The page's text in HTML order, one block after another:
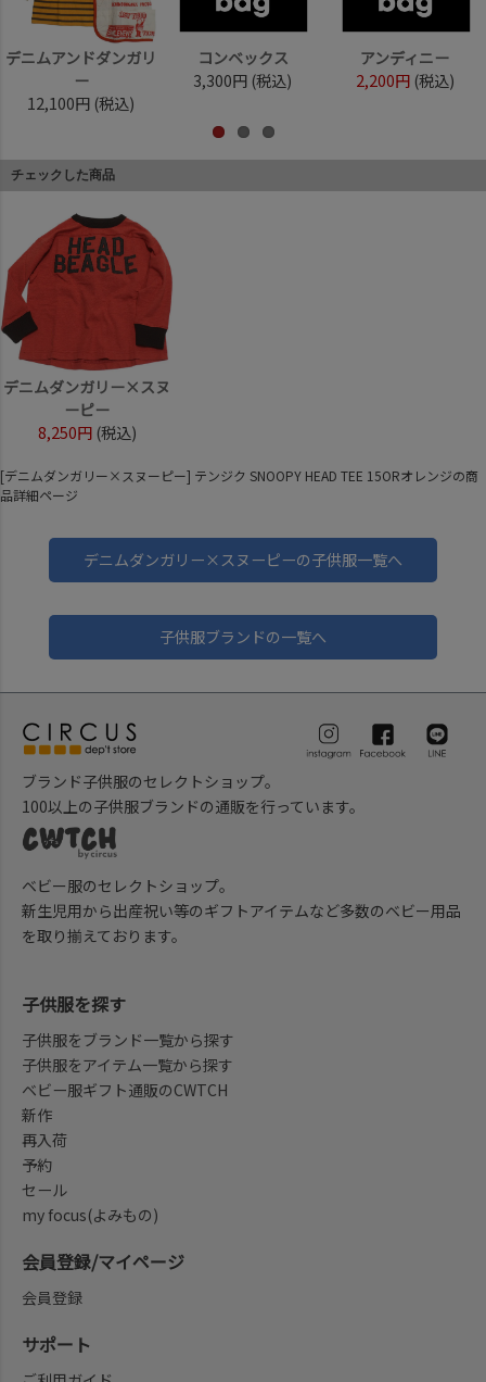
デニムアンドダンガリ
ー
12,100円 (税込)
コンベックス
3,300円 (税込)
アンディニー
2,200円 (税込)
チェックした商品
デニムダンガリー×スヌ
ーピー
8,250円 (税込)
[デニムダンガリー×スヌーピー] テンジク SNOOPY HEAD TEE 15ORオレンジの商
品詳細ページ
デニムダンガリー×スヌーピーの子供服一覧へ
子供服ブランドの一覧へ
ブランド子供服のセレクトショップ。
100以上の子供服ブランドの通販を行っています。
ベビー服のセレクトショップ。
新生児用から出産祝い等のギフトアイテムなど多数のベビー用品
を取り揃えております。
子供服を探す
子供服をブランド一覧から探す
子供服をアイテム一覧から探す
ベビー服ギフト通販のCWTCH
新作
再入荷
予約
セール
my focus(よみもの)
会員登録/マイページ
会員登録
サポート